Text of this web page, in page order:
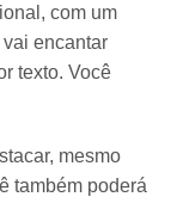
com um
encantar
texto. Você
mesmo
também poderá